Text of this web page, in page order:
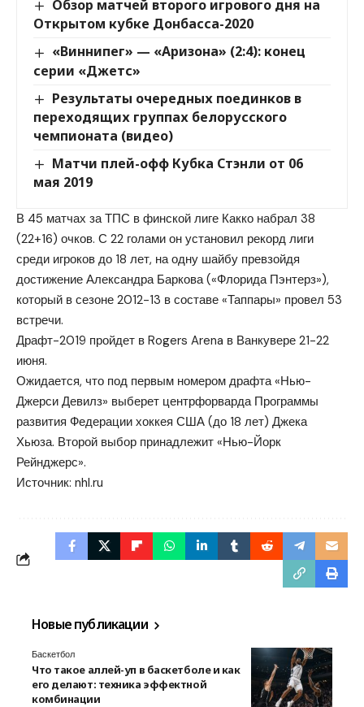
Обзор матчей второго игрового дня на
Открытом кубке Донбасса-2020
«Виннипег» — «Аризона» (2:4): конец
серии «Джетс»
Результаты очередных поединков в
переходящих группах белорусского
чемпионата (видео)
Матчи плей-офф Кубка Стэнли от 06
мая 2019
В 45 матчах за ТПС в финской лиге Какко набрал 38
(22+16) очков. С 22 голами он установил рекорд лиги
среди игроков до 18 лет, на одну шайбу превзойдя
достижение Александра Баркова («Флорида Пэнтерз»),
который в сезоне 2012-13 в составе «Таппары» провел 53
встречи.
Драфт-2019 пройдет в Rogers Arena в Ванкувере 21-22
июня.
Ожидается, что под первым номером драфта «Нью-
Джерси Девилз» выберет центрфорварда Программы
развития Федерации хоккея США (до 18 лет) Джека
Хьюза. Второй выбор принадлежит «Нью-Йорк
Рейнджерс».
Источник: nhl.ru
Новые публикации
Баскетбол
Что такое аллей-уп в баскетболе и как
его делают: техника эффектной
комбинации